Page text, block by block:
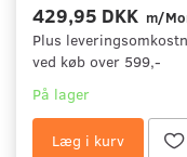
429,95 DKK m/
Plus
ved køb over 599,-
På lager
Læg i kurv